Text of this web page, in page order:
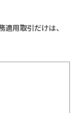
用取引だけは、